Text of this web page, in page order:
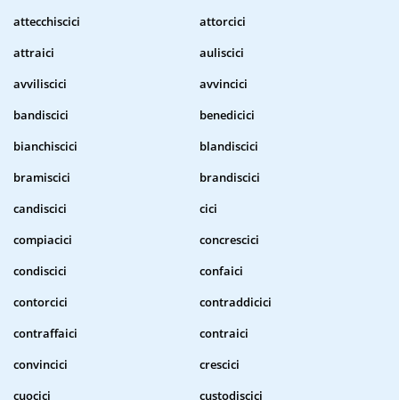
attecchiscici
attorcici
attraici
auliscici
avviliscici
avvincici
bandiscici
benedicici
bianchiscici
blandiscici
bramiscici
brandiscici
candiscici
cici
compiacici
concrescici
condiscici
confaici
contorcici
contraddicici
contraffaici
contraici
convincici
crescici
cuocici
custodiscici